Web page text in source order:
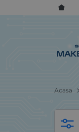
Acasa